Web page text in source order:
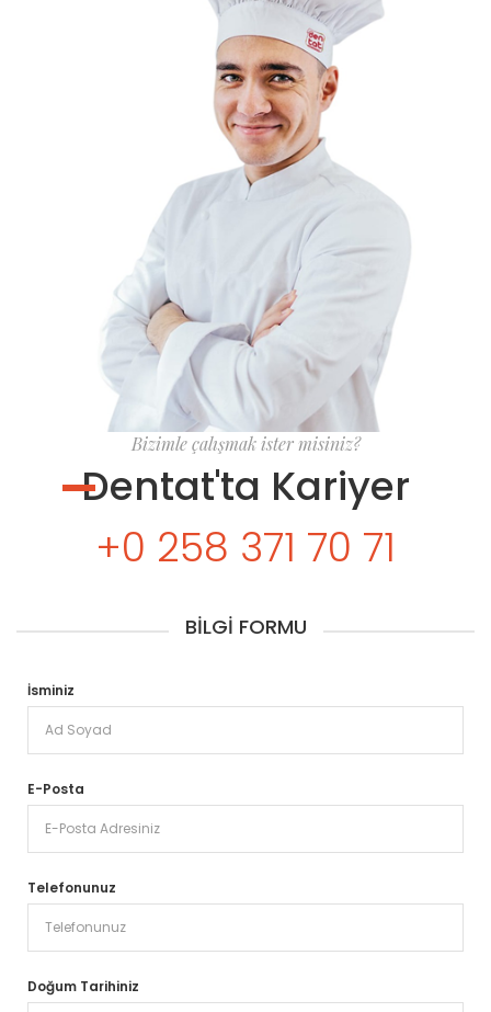
Bizimle çalışmak ister misiniz?
Dentat'ta Kariyer
+0 258 371 70 71
BILGI FORMU
İsminiz
E-Posta
Telefonunuz
Doğum Tarihiniz